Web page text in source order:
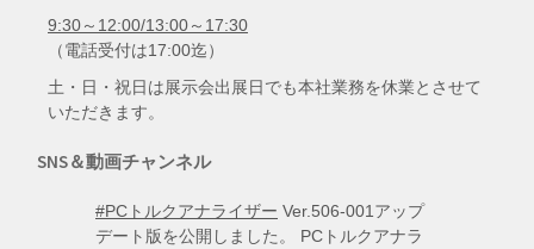
9:30～12:00/13:00～17:30
（電話受付は17:00迄）
土・日・祝日は展示会出展日でも本社業務を休業とさせて
いただきます。
SNS＆動画チャンネル
#PCトルクアナライザー Ver.506-001アップ
デート版を公開しました。 PCトルクアナラ